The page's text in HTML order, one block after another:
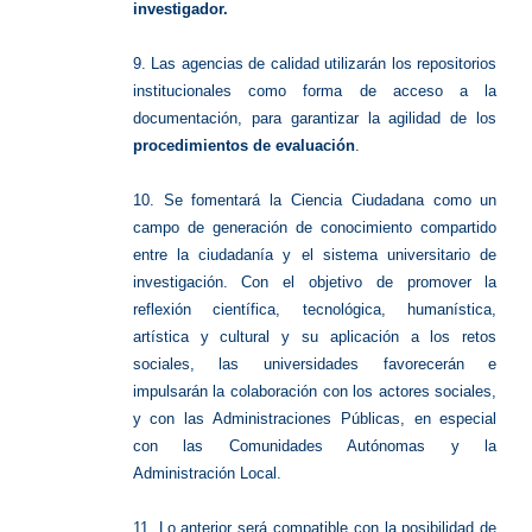
investigador.
9. Las agencias de calidad utilizarán los repositorios
institucionales como forma de acceso a la
documentación, para garantizar la agilidad de los
procedimientos de evaluación.
10. Se fomentará la Ciencia Ciudadana como un
campo de generación de conocimiento compartido
entre la ciudadanía y el sistema universitario de
investigación. Con el objetivo de promover la
reflexión científica, tecnológica, humanística,
artística y cultural y su aplicación a los retos
sociales, las universidades favorecerán e
impulsarán la colaboración con los actores sociales,
y con las Administraciones Públicas, en especial
con las Comunidades Autónomas y la
Administración Local.
11. Lo anterior será compatible con la posibilidad de